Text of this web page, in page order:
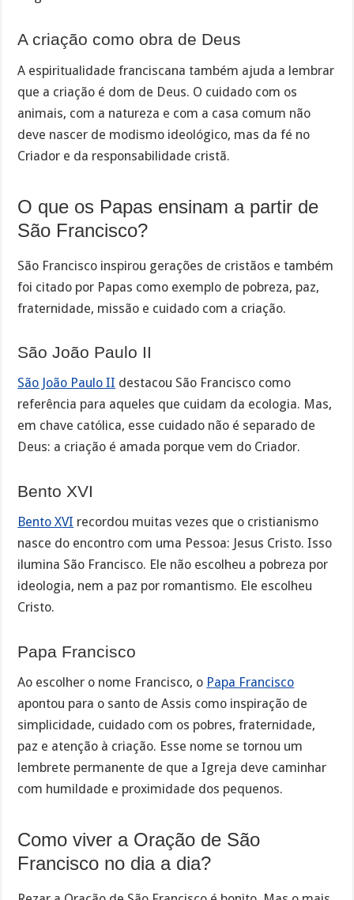
A criação como obra de Deus
A espiritualidade franciscana também ajuda a lembrar
que a criação é dom de Deus. O cuidado com os
animais, com a natureza e com a casa comum não
deve nascer de modismo ideológico, mas da fé no
Criador e da responsabilidade cristã.
O que os Papas ensinam a partir de
São Francisco?
São Francisco inspirou gerações de cristãos e também
foi citado por Papas como exemplo de pobreza, paz,
fraternidade, missão e cuidado com a criação.
São João Paulo II
São João Paulo II destacou São Francisco como
referência para aqueles que cuidam da ecologia. Mas,
em chave católica, esse cuidado não é separado de
Deus: a criação é amada porque vem do Criador.
Bento XVI
Bento XVI recordou muitas vezes que o cristianismo
nasce do encontro com uma Pessoa: Jesus Cristo. Isso
ilumina São Francisco. Ele não escolheu a pobreza por
ideologia, nem a paz por romantismo. Ele escolheu
Cristo.
Papa Francisco
Ao escolher o nome Francisco, o Papa Francisco
apontou para o santo de Assis como inspiração de
simplicidade, cuidado com os pobres, fraternidade,
paz e atenção à criação. Esse nome se tornou um
lembrete permanente de que a Igreja deve caminhar
com humildade e proximidade dos pequenos.
Como viver a Oração de São
Francisco no dia a dia?